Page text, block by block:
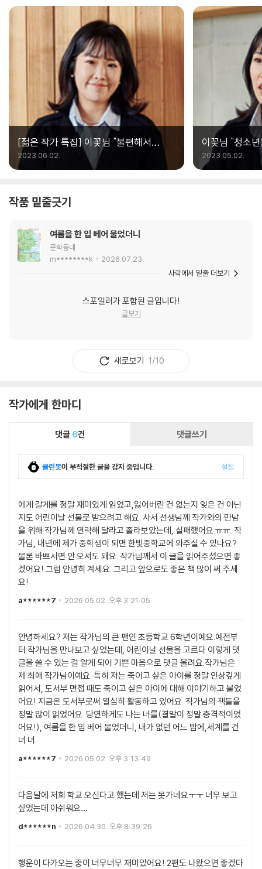
복, 택배 왔습니다》는 어른이나 아이 할 것 없이
기다리고 반기는 택배에 대한 이야기예요. 그냥
단순한 택배가 아닌, 새해를 맞이하여 도착한 아
주 특별한 ‘선물’이지요. 택배 상자 안에서 튀어나
온 채소 친구들과 함께 신나는 요리를 하다 보면
아주 특별한 음식이 완성됩니다. 음식과 함께 새
해에 여러분에게 찾아온 멋진 ‘복’도 받아보세요!
[젊은 작가 특집] 이꽃님 "불편해서
모른척했지만 꼭 알아야 하는 이야기"
2023.06.02.
이꽃님 "청소
하는 게 목표예
2023.05.02.
작품 밑줄긋기
여름을 한 입 베어 물었더니
문학동네
m********k
2026.07.23.
사락에서 밑줄 더보기
스포일러가 포함된 글입니다!
글보기
새로보기 1/10
작가에게 한마디
댓글 6건 댓글쓰기
클린봇이 부적절한 글을 감지 중입니다. 설정
에게 갈게를 정말 재미있게 읽었고,잃어버린 건 없는지 잊은 건 아닌
지도 어린이날 선물로 받으려고 해요. 사서 선생님께 작가와의 만남
을 위해 작가님께 연락해 달라고 졸라보았는데, 실패했어요.ㅠㅠ. 작
가님, 내년에 제가 중학생이 되면 한빛중학교에 와주실 수 있나요?
물론 바쁘시면 안 오셔도 돼요. 작가님께서 이 글을 읽어주셨으면 좋
겠어요! 그럼 안녕히 계세요. 그리고 앞으로도 좋은 책 많이 써 주세
요!
a******7 2026.05.02. 오후 3:21:05
안녕하세요? 저는 작가님의 큰 팬인 초등학교 6학년이예요.예전부
터 작가님을 만나보고 싶었는데, 어린이날 선물을 고르다 이렇게 댓
글을 쓸 수 있는 걸 알게 되어 기쁜 마음으로 댓글 올려요.작가님은
제 최애 작가님이예요. 특히 저는 죽이고 싶은 아이를 정말 인상깊게
읽어서, 도서부 면접 때도 죽이고 싶은 아이에 대해 이야기하고 붙었
어요! 지금은 도서부로써 열심히 활동하고 있어요. 작가님의 책들을
정말 많이 읽었어요. 당연하게도 나는 너를(결말이 정말 충격적이었
어요!), 여름을 한 입 베어 물었더니, 내가 없던 어느 밤에,세계를 건
너 너
a******7 2026.05.02. 오후 3:13:49
다음달에 저희 학교 오신다고 했는데 저는 못가네요ㅜㅜ 너무 보고
싶었는데 아쉬워요…
d******n 2026.04.30. 오후 8:39:26
행운이 다가오는 중이 너무너무 재미있어요! 2편도 나왔으면 좋겠다